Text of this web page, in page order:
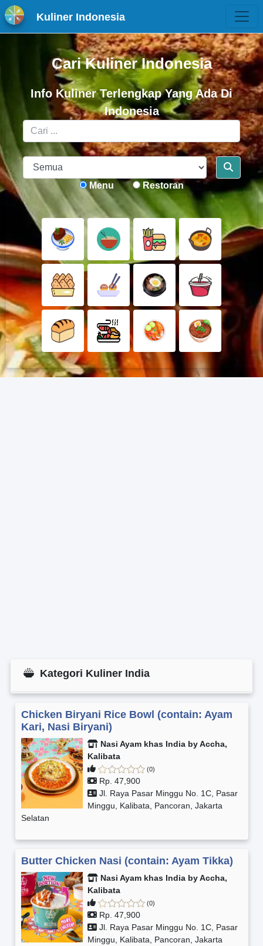
Kuliner Indonesia
Cari Kuliner Indonesia
Info Kuliner Terlengkap Yang Ada Di
Indonesia
Menu Restoran
Kategori Kuliner India
Chicken Biryani Rice Bowl (contain: Ayam
Kari, Nasi Biryani)
Nasi Ayam khas India by Accha,
Kalibata
(0)
Rp. 47,900
Jl. Raya Pasar Minggu No. 1C, Pasar
Minggu, Kalibata, Pancoran, Jakarta
Selatan
Butter Chicken Nasi (contain: Ayam Tikka)
Nasi Ayam khas India by Accha,
Kalibata
(0)
Rp. 47,900
Jl. Raya Pasar Minggu No. 1C, Pasar
Minggu, Kalibata, Pancoran, Jakarta